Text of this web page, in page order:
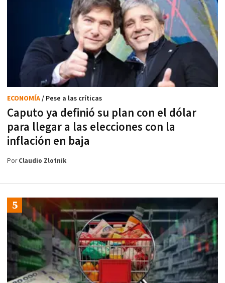
Caputo ya definió su plan con el dólar
para llegar a las elecciones con la
inflación en baja
ECONOMÍA/ Pese a las críticas
PorClaudio Zlotnik